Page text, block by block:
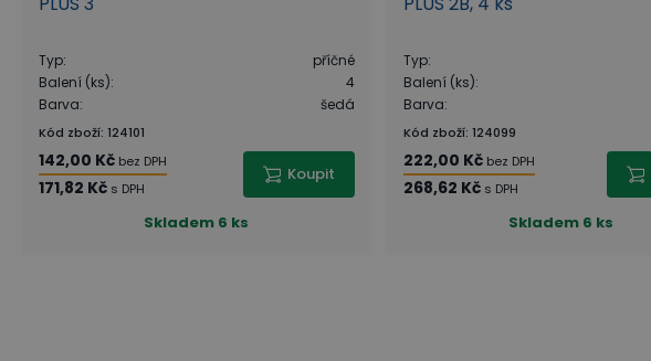
Typ:
příčné
Balení (ks):
4
Barva: šedá
Kód zboží: 124101
142,00 Kč bez DPH
171,82 Kč s DPH
Koupit
Skladem 6 ks
Typ:
Balení (ks):
Barva:
Kód zboží: 124099
222,00 Kč bez DPH
268,62 Kč s DPH
Skladem 6 ks